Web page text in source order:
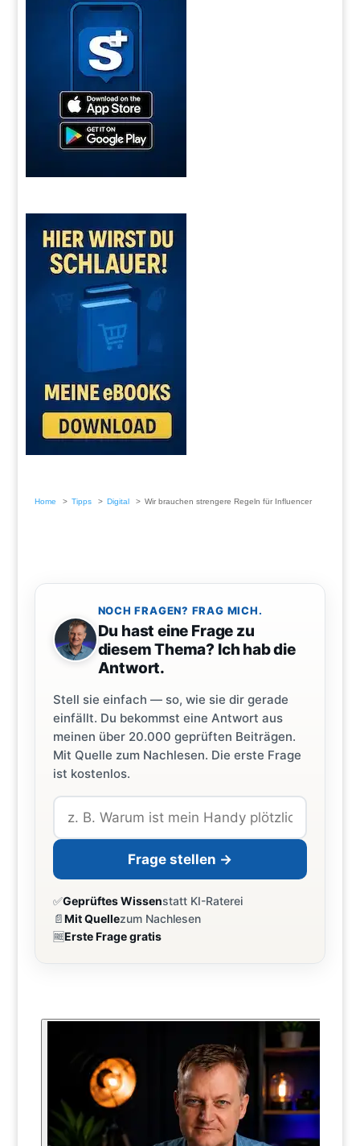
Home Tipps Digital Wir brauchen strengere Regeln für Influencer
NOCH FRAGEN? FRAG MICH.
Du hast eine Frage zu
diesem Thema? Ich hab die
Antwort.
Stell sie einfach — so, wie sie dir gerade
einfällt. Du bekommst eine Antwort aus
meinen über 20.000 geprüften Beiträgen.
Mit Quelle zum Nachlesen. Die erste Frage
ist kostenlos.
Frage stellen →
✅Geprüftes Wissenstatt KI-Raterei
📄Mit Quellezum Nachlesen
🆓Erste Frage gratis